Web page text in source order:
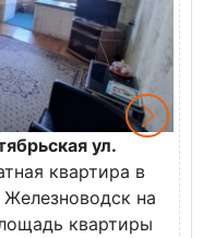
ул.
квартира в
на
квартиры